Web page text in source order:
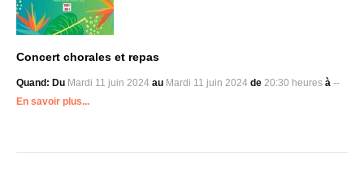
Concert chorales et repas
Quand: Du Mardi 11 juin 2024 au Mardi 11 juin 2024 de 20:30 heures à --
En savoir plus...